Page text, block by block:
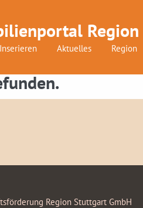
Inserieren Aktuelles Region
Region Stuttgart GmbH